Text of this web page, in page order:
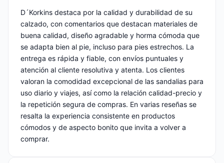
D´Korkins destaca por la calidad y durabilidad de su
calzado, con comentarios que destacan materiales de
buena calidad, diseño agradable y horma cómoda que
se adapta bien al pie, incluso para pies estrechos. La
entrega es rápida y fiable, con envíos puntuales y
atención al cliente resolutiva y atenta. Los clientes
valoran la comodidad excepcional de las sandalias para
uso diario y viajes, así como la relación calidad-precio y
la repetición segura de compras. En varias reseñas se
resalta la experiencia consistente en productos
cómodos y de aspecto bonito que invita a volver a
comprar.